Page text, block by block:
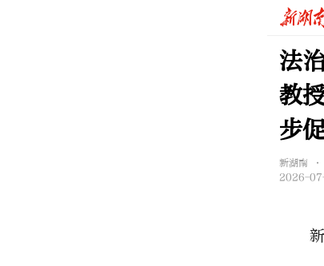
法
教
步
新湖南 •
2026-